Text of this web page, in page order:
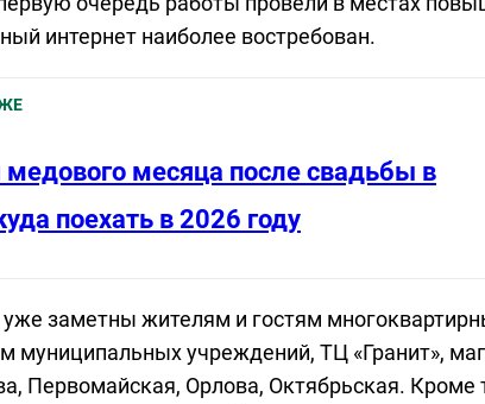
интернет наиболее востребован.
месяца после свадьбы в
поехать в 2026 году
заметны жителям и гостям
муниципальных учреждений, ТЦ «Гранит»,
Первомайская, Орлова, Октябрьская. Кроме